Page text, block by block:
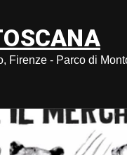
Firenze - Parco di